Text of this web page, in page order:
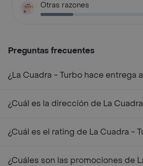
Otras razones
Preguntas frecuentes
¿La Cuadra - Turbo hace entrega
¿Cuál es la dirección de La
¿Cuál es el rating de La Cuadra -
¿Cuáles son las promociones de